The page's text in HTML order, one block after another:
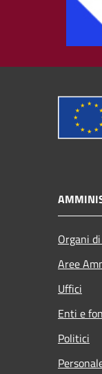
Organi
Aree
Uffici
Enti e
Politici